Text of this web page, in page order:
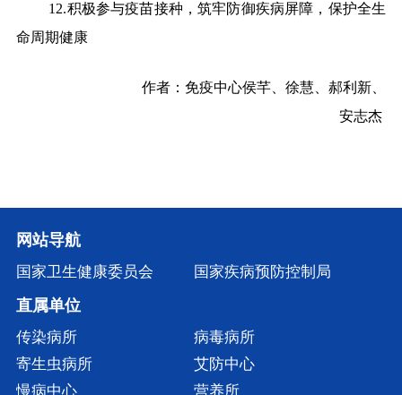
12.积极参与疫苗接种，筑牢防御疾病屏障，保护全生
命周期健康
作者：免疫中心侯芊、徐慧、郝利新、
安志杰
网站导航
国家卫生健康委员会 国家疾病预防控制局
直属单位
传染病所
病毒病所
寄生虫病所
艾防中心
慢病中心
营养所